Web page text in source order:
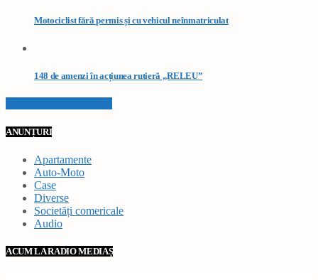
Motociclist fără permis și cu vehicul neînmatriculat
148 de amenzi în acțiunea rutieră „RELEU”
ANUNȚURI
Apartamente
Auto-Moto
Case
Diverse
Societăți comericale
Audio
ACUM LA RADIO MEDIAȘ